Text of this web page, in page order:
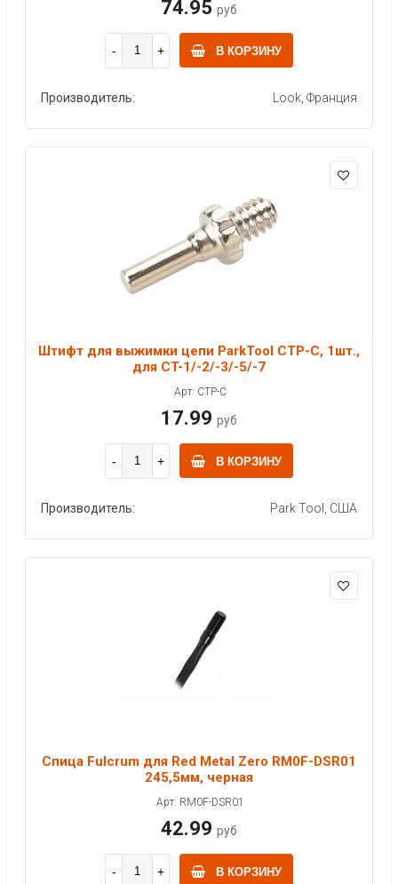
74.95 руб
В КОРЗИНУ
Производитель: Look, Франция
Штифт для выжимки цепи ParkTool CTP-C, 1шт.,
для CT-1/-2/-3/-5/-7
Арт: CTP-C
17.99 руб
В КОРЗИНУ
Производитель: Park Tool, США
Спица Fulcrum для Red Metal Zero RM0F-DSR01
245,5мм, черная
Арт: RM0F-DSR01
42.99 руб
В КОРЗИНУ